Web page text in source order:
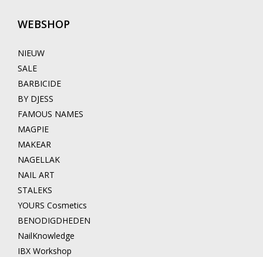
WEBSHOP
NIEUW
SALE
BARBICIDE
BY DJESS
FAMOUS NAMES
MAGPIE
MAKEAR
NAGELLAK
NAIL ART
STALEKS
YOURS Cosmetics
BENODIGDHEDEN
NailKnowledge
IBX Workshop